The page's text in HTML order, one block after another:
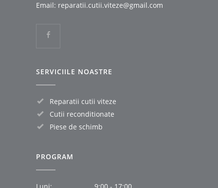
Email: reparatii.cutii.viteze@gmail.com
SERVICIILE NOASTRE
Reparatii cutii viteze
Cutii reconditionate
Piese de schimb
PROGRAM